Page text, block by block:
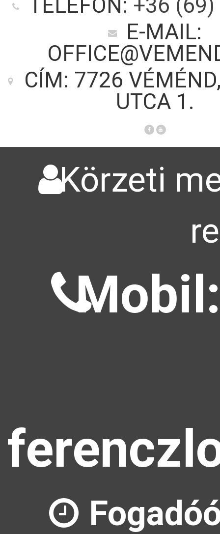
TELEFON: +36
E-MAIL:
CÍM: 7726
UTCA 1.
Körzeti